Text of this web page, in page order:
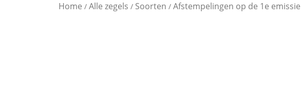
Home / Alle zegels / Soorten / Afstempelingen op de 1e emissie